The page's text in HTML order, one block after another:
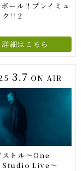
ボール!! プレイミュ
ク!! 2
詳細はこちら
3.7 ON AIR
ストル〜One
Live〜